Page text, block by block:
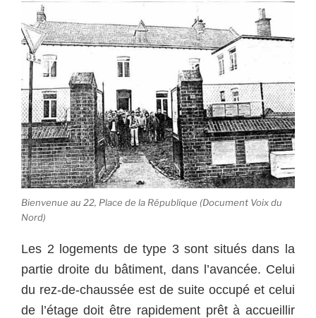
Bienvenue au 22, Place de la République (Document Voix du
Nord)
Les 2 logements de type 3 sont situés dans la
partie droite du bâtiment, dans l’avancée. Celui
du rez-de-chaussée est de suite occupé et celui
de l’étage doit être rapidement prêt à accueillir